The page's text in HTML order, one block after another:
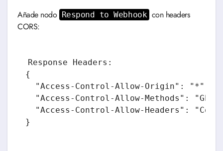
Añade nodo Respond to Webhook con headers
CORS:
Response Headers:
{
  "Access-Control-Allow-Origin": "*",
"Access-Control-Allow-Methods":
"Access-Control-Allow-Headers":